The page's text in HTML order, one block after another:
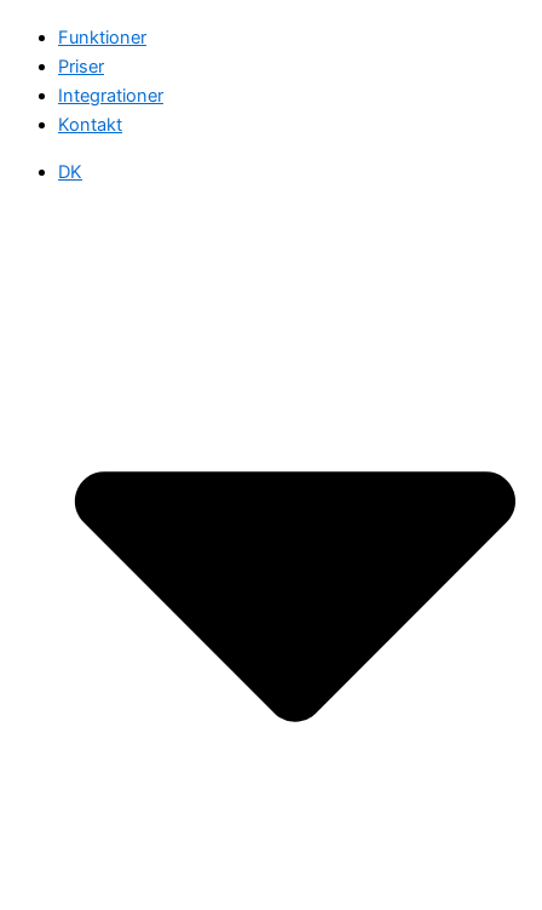
Funktioner
Priser
Integrationer
Kontakt
DK